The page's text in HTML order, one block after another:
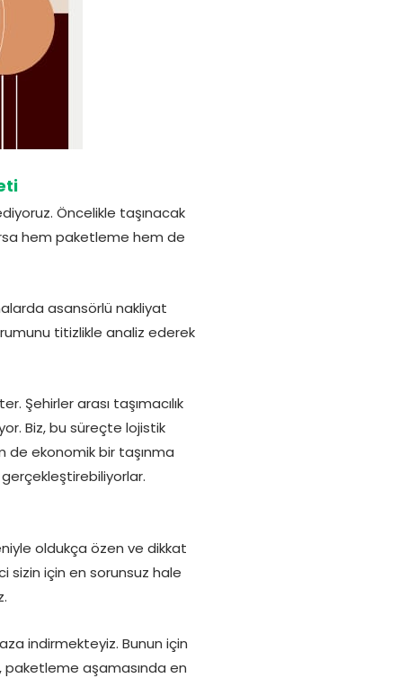
Öncelikle taşınacak
hem paketleme hem de
asansörlü nakliyat
titizlikle analiz ederek
Şehirler arası taşımacılık
Biz, bu süreçte lojistik
de ekonomik bir taşınma
oldukça özen ve dikkat
sizin için en sorunsuz hale
indirmekteyiz. Bunun için
paketleme aşamasında en